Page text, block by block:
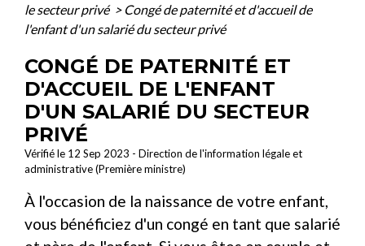
le secteur privé > Congé de paternité et d'accueil de
l'enfant d'un salarié du secteur privé
CONGÉ DE PATERNITÉ ET
D'ACCUEIL DE L'ENFANT
D'UN SALARIÉ DU SECTEUR
PRIVÉ
Vérifié le 12 Sep 2023 - Direction de l'information légale et
administrative (Première ministre)
À l'occasion de la naissance de votre enfant,
vous bénéficiez d'un congé en tant que salarié